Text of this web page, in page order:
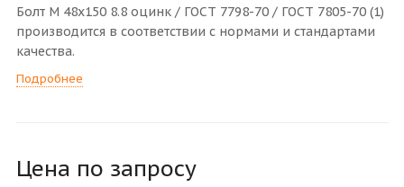
Болт M 48x150 8.8 оцинк / ГОСТ 7798-70 / ГОСТ 7805-70 (1)
производится в соответствии с нормами и стандартами
качества.
Подробнее
Цена по запросу